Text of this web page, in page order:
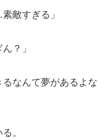
敵すぎる」
？」
るなんて夢があるよな
。